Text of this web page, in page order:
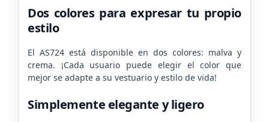
Dos colores para expresar tu propio
estilo
El AS724 está disponible en dos colores: malva y
crema. ¡Cada usuario puede elegir el color que
mejor se adapte a su vestuario y estilo de vida!
Simplemente elegante y ligero